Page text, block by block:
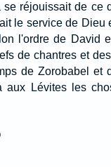
réjouissait de ce
le service de Dieu
l'ordre de David
de chantres et
de Zorobabel et
Lévites les